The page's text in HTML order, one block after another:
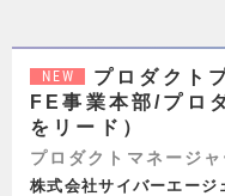
NEW
プロダクト
FE事業本部/プロ
をリード）
プロダクトマネージャ
株式会社サイバーエージ